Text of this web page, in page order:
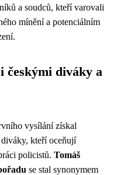
a soudců, kteří varovali
mínění a potenciálním
českými diváky a
vysílání získal
kteří oceňují
policistů. Tomáš
se stal synonymem